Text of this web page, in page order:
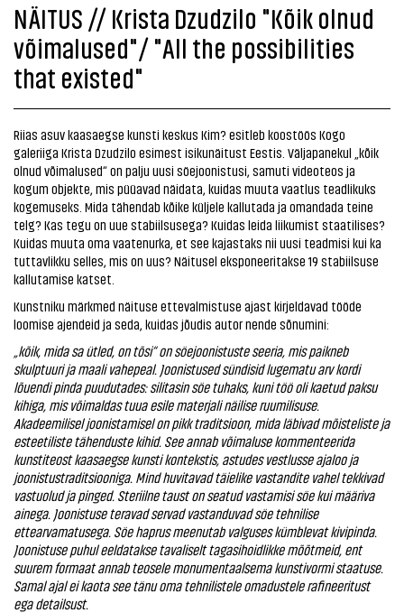
NÄITUS // Krista Dzudzilo "Kõik olnud
võimalused"/ "All the possibilities
that existed"
Riias asuv kaasaegse kunsti keskus Kim? esitleb koostöös Kogo
galeriiga Krista Dzudzilo esimest isikunäitust Eestis. Väljapanekul „kõik
olnud võimalused“ on palju uusi söejoonistusi, samuti videoteos ja
kogum objekte, mis püüavad näidata, kuidas muuta vaatlus teadlikuks
kogemuseks. Mida tähendab kõike küljele kallutada ja omandada teine
telg? Kas tegu on uue stabiilsusega? Kuidas leida liikumist staatilises?
Kuidas muuta oma vaatenurka, et see kajastaks nii uusi teadmisi kui ka
tuttavlikku selles, mis on uus? Näitusel eksponeeritakse 19 stabiilsuse
kallutamise katset.
Kunstniku märkmed näituse ettevalmistuse ajast kirjeldavad tööde
loomise ajendeid ja seda, kuidas jõudis autor nende sõnumini:
„kõik, mida sa ütled, on tõsi“ on söejoonistuste seeria, mis paikneb
skulptuuri ja maali vahepeal. Joonistused sündisid lugematu arv kordi
lõuendi pinda puudutades: silitasin söe tuhaks, kuni töö oli kaetud paksu
kihiga, mis võimaldas tuua esile materjali näilise ruumilisuse.
Akadeemilisel joonistamisel on pikk traditsioon, mida läbivad mõisteliste ja
esteetiliste tähenduste kihid. See annab võimaluse kommenteerida
kunstiteost kaasaegse kunsti kontekstis, astudes vestlusse ajaloo ja
joonistustraditsiooniga. Mind huvitavad täielike vastandite vahel tekkivad
vastuolud ja pinged. Steriilne taust on seatud vastamisi söe kui määriva
ainega. Joonistuse teravad servad vastanduvad söe tehnilise
ettearvamatusega. Söe haprus meenutab valguses kümblevatkivipinda.
Joonistuse puhul eeldatakse tavaliselt tagasihoidlikke mõõtmeid, ent
suurem formaat annab teosele monumentaalsema kunstivormi staatuse.
Samal ajal ei kaota see tänu oma tehnilistele omadustele rafineeritust
ega detailsust.